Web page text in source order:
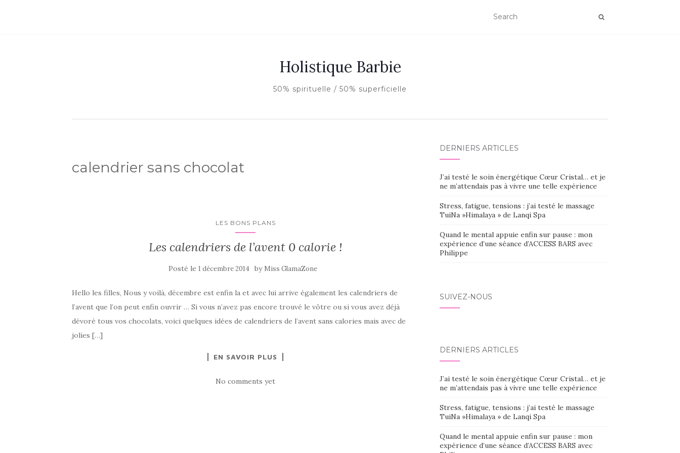
Holistique Barbie
50% spirituelle / 50% superficielle
calendrier sans chocolat
LES BONS PLANS
Les calendriers de l’avent 0 calorie !
Posté le1 décembre 2014 by Miss GlamaZone
Hello les filles, Nous y voilà, décembre est enfin la et avec lui arrive également les calendriers de
l’avent que l’on peut enfin ouvrir … Si vous n’avez pas encore trouvé le vôtre ou si vous avez déjà
dévoré tous vos chocolats, voici quelques idées de calendriers de l’avent sans calories mais avec de
jolies […]
EN SAVOIR PLUS
No comments yet
DERNIERS ARTICLES
J’ai testé le soin énergétique Cœur Cristal… et je
ne m’attendais pas à vivre une telle expérience
Stress, fatigue, tensions : j’ai testé le massage
TuiNa »Himalaya » de Lanqi Spa
Quand le mental appuie enfin sur pause : mon
expérience d’une séance d’ACCESS BARS avec
Philippe
SUIVEZ-NOUS
DERNIERS ARTICLES
J’ai testé le soin énergétique Cœur Cristal… et je
ne m’attendais pas à vivre une telle expérience
Stress, fatigue, tensions : j’ai testé le massage
TuiNa »Himalaya » de Lanqi Spa
Quand le mental appuie enfin sur pause : mon
expérience d’une séance d’ACCESS BARS avec